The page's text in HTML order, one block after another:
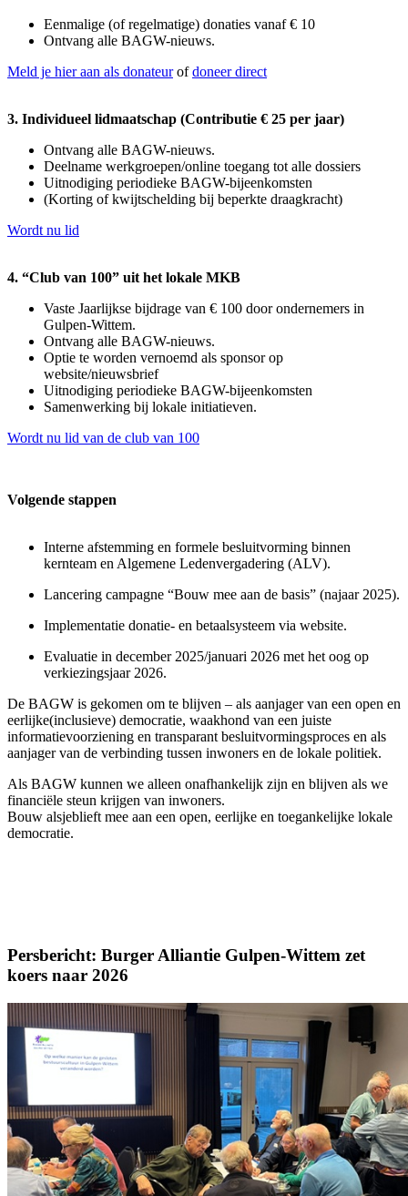
Eenmalige (of regelmatige) donaties vanaf € 10
Ontvang alle BAGW-nieuws.
Meld je hier aan als donateurofdoneer direct
3. Individueel lidmaatschap (Contributie € 25 per jaar)
Ontvang alle BAGW-nieuws.
Deelname werkgroepen/online toegang tot alle dossiers
Uitnodiging periodieke BAGW-bijeenkomsten
(Korting of kwijtschelding bij beperkte draagkracht)
Wordt nu lid
4. “Club van 100” uit het lokale MKB
Vaste Jaarlijkse bijdrage van € 100 door ondernemers in
Gulpen-Wittem.
Ontvang alle BAGW-nieuws.
Optie te worden vernoemd als sponsor op
website/nieuwsbrief
Uitnodiging periodieke BAGW-bijeenkomsten
Samenwerking bij lokale initiatieven.
Wordt nu lid van de club van 100
Volgende stappen
Interne afstemming en formele besluitvorming binnen
kernteam en Algemene Ledenvergadering (ALV).
Lancering campagne “Bouw mee aan de basis” (najaar 2025).
Implementatie donatie- en betaalsysteem via website.
Evaluatie in december 2025/januari 2026 met het oog op
verkiezingsjaar 2026.
De BAGW is gekomen om te blijven – als aanjager van een open en
eerlijke(inclusieve) democratie, waakhond van een juiste
informatievoorziening en transparant besluitvormingsproces en als
aanjager van de verbinding tussen inwoners en de lokale politiek.
Als BAGW kunnen we alleen onafhankelijk zijn en blijven als we
financiële steun krijgen van inwoners.
Bouw alsjeblieft mee aan een open, eerlijke en toegankelijke lokale
democratie.
Persbericht: Burger Alliantie Gulpen-Wittem zet
koers naar 2026